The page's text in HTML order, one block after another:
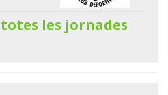
les jornades